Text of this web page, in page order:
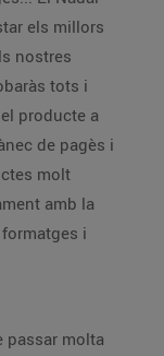
els millors
nostres
tots i
producte a
de pagès i
molt
amb la
i
passar molta